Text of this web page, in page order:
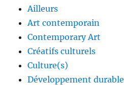
Ailleurs
Art contemporain
Contemporary Art
Créatifs culturels
Culture(s)
Développement durable